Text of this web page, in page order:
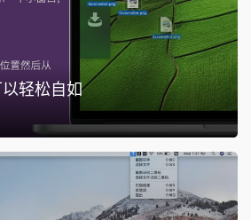
轻松自如